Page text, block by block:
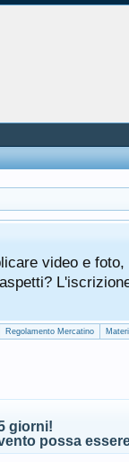
video e foto,
Regolamento Mercatino
giorni!
possa